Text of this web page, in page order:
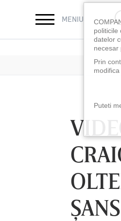
MENIU
LUNI 10 AUG, 18:30
politicile
datelor
necesar
Prin
Puteti